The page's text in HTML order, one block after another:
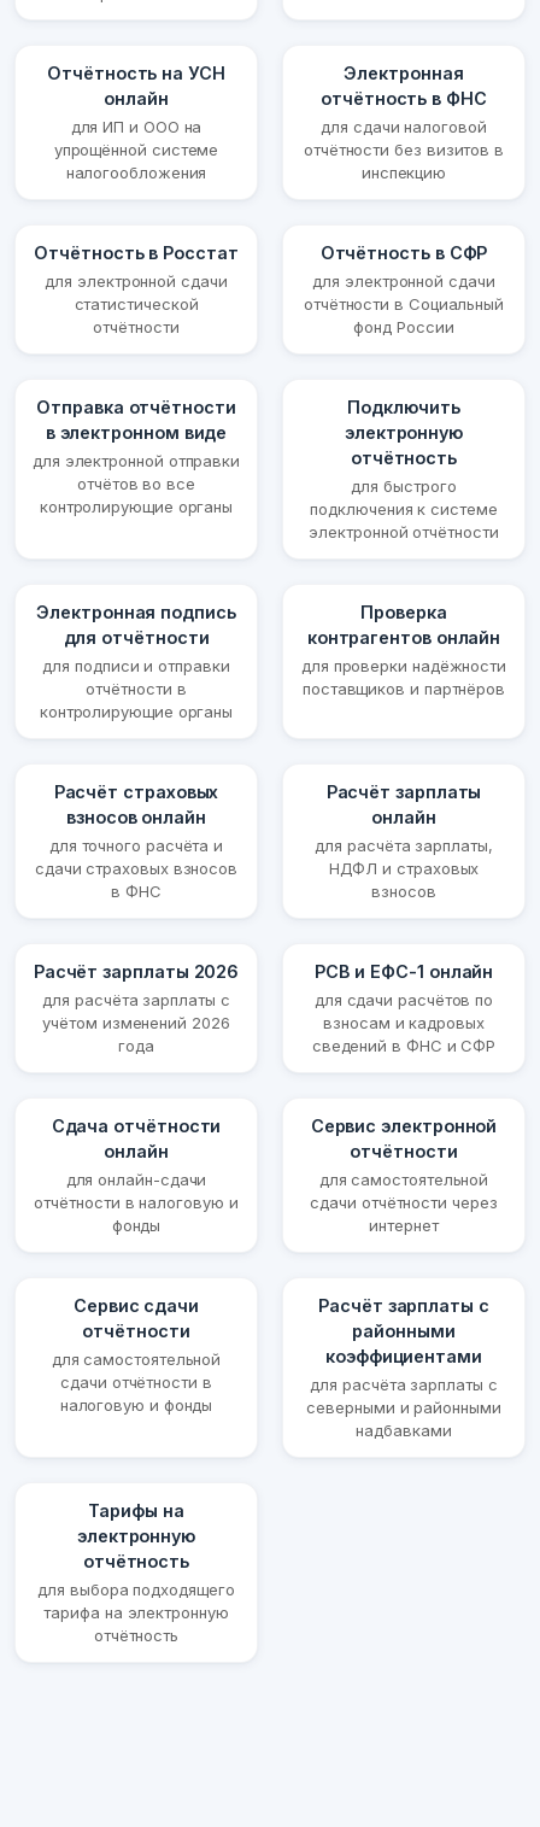
Отчётность на УСН
онлайн
для ИП и ООО на
упрощённой системе
налогообложения
Электронная
отчётность в ФНС
для сдачи налоговой
отчётности без визитов в
инспекцию
Отчётность в Росстат
для электронной сдачи
статистической
отчётности
Отчётность в СФР
для электронной сдачи
отчётности в Социальный
фонд России
Отправка отчётности
в электронном виде
для электронной отправки
отчётов во все
контролирующие органы
Подключить
электронную
отчётность
для быстрого
подключения к системе
электронной отчётности
Электронная подпись
для отчётности
для подписи и отправки
отчётности в
контролирующие органы
Проверка
контрагентов онлайн
для проверки надёжности
поставщиков и партнёров
Расчёт страховых
взносов онлайн
для точного расчёта и
сдачи страховых взносов
в ФНС
Расчёт зарплаты
онлайн
для расчёта зарплаты,
НДФЛ и страховых
взносов
Расчёт зарплаты 2026
для расчёта зарплаты с
учётом изменений 2026
года
РСВ и ЕФС-1 онлайн
для сдачи расчётов по
взносам и кадровых
сведений в ФНС и СФР
Сдача отчётности
онлайн
для онлайн-сдачи
отчётности в налоговую и
фонды
Сервис электронной
отчётности
для самостоятельной
сдачи отчётности через
интернет
Сервис сдачи
отчётности
для самостоятельной
сдачи отчётности в
налоговую и фонды
Расчёт зарплаты с
районными
коэффициентами
для расчёта зарплаты с
северными и районными
надбавками
Тарифы на
электронную
отчётность
для выбора подходящего
тарифа на электронную
отчётность